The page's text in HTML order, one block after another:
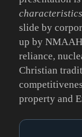
slide by
up by
reliance,
Christian
property and